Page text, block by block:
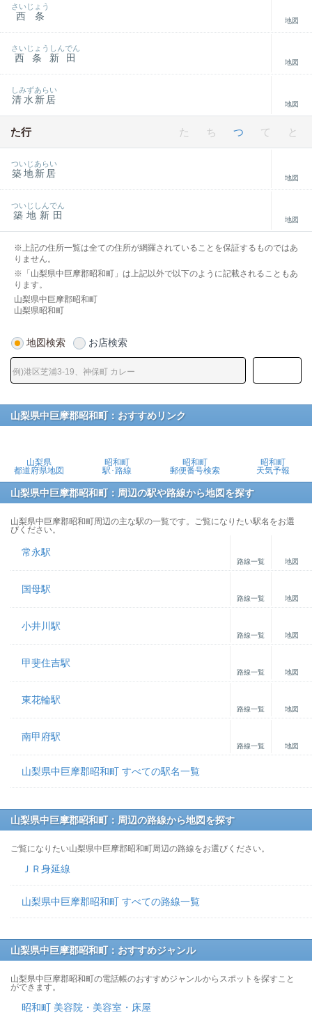
西条
さいじょう
地図
西条新田
さいじょうしんでん
地図
清水新居
しみずあらい
地図
た行 た ち つ て と
築地新居
ついじあらい
地図
築地新田
ついじしんでん
地図
※上記の住所一覧は全ての住所が網羅されていることを保証するものではあ
りません。
※「山梨県中巨摩郡昭和町」は上記以外で以下のように記載されることもあ
ります。
山梨県中巨摩郡昭和町
山梨県昭和町
地図検索 お店検索
山梨県中巨摩郡昭和町：おすすめリンク
山梨県
都道府県地図
昭和町
駅･路線
昭和町
郵便番号検索
昭和町
天気予報
山梨県中巨摩郡昭和町：周辺の駅や路線から地図を探す
山梨県中巨摩郡昭和町周辺の主な駅の一覧です。ご覧になりたい駅名をお選
びください。
常永駅
路線一覧 地図
国母駅
路線一覧 地図
小井川駅
路線一覧 地図
甲斐住吉駅
路線一覧 地図
東花輪駅
路線一覧 地図
南甲府駅
路線一覧 地図
山梨県中巨摩郡昭和町 すべての駅名一覧
山梨県中巨摩郡昭和町：周辺の路線から地図を探す
ご覧になりたい山梨県中巨摩郡昭和町周辺の路線をお選びください。
ＪＲ身延線
山梨県中巨摩郡昭和町 すべての路線一覧
山梨県中巨摩郡昭和町：おすすめジャンル
山梨県中巨摩郡昭和町の電話帳のおすすめジャンルからスポットを探すこと
ができます。
昭和町 美容院・美容室・床屋